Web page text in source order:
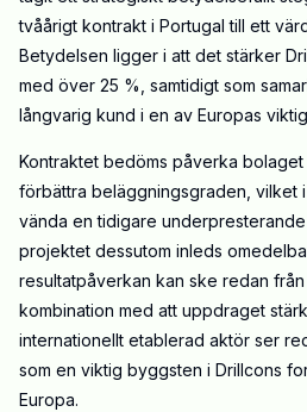
tvåårigt kontrakt i Portugal till ett
Betydelsen ligger i att det stärker
med över 25 %, samtidigt som
långvarig kund i en av Europas
Kontraktet bedöms påverka
förbättra beläggningsgraden, vilket
vända en tidigare
projektet dessutom inleds
resultatpåverkan kan ske redan
kombination med att uppdraget
internationellt etablerad aktör ser
som en viktig byggsten i Drillcons
Europa.